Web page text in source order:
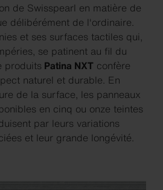
de Swisspearl en matière de
délibérément de l'ordinaire.
et ses surfaces tactiles qui,
se patinent au fil du
produits Patina NXT confère
naturel et durable. En
de la surface, les panneaux
en cinq ou onze teintes
par leurs variations
et leur grande longévité.